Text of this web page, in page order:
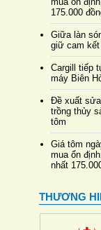
175.000
Giữa làn
giữ cam kết
Cargill tiếp
máy Biên
Đề xuất
trồng thủy
tôm
Giá tôm
mua ổn
nhất
THƯƠNG